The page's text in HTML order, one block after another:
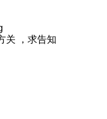
关 ，求告知